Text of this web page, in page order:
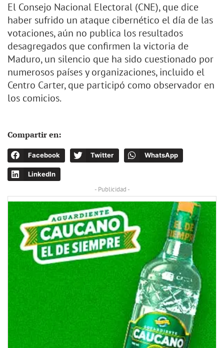
El Consejo Nacional Electoral (CNE), que dice
haber sufrido un ataque cibernético el día de las
votaciones, aún no publica los resultados
desagregados que confirmen la victoria de
Maduro, un silencio que ha sido cuestionado por
numerosos países y organizaciones, incluido el
Centro Carter, que participó como observador en
los comicios.
Compartir en:
Facebook Twitter WhatsApp
LinkedIn
- Publicidad -